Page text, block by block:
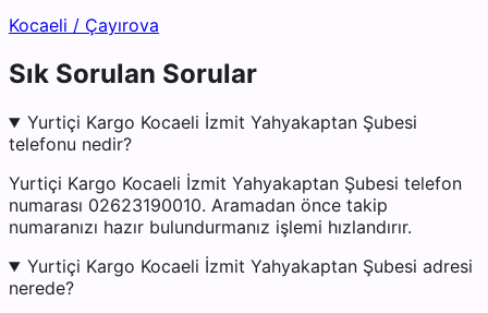
Kocaeli / Çayırova
Sık Sorulan Sorular
Yurtiçi Kargo Kocaeli İzmit Yahyakaptan Şubesi
telefonu nedir?
Yurtiçi Kargo Kocaeli İzmit Yahyakaptan Şubesi telefon
numarası 02623190010. Aramadan önce takip
numaranızı hazır bulundurmanız işlemi hızlandırır.
Yurtiçi Kargo Kocaeli İzmit Yahyakaptan Şubesi adresi
nerede?